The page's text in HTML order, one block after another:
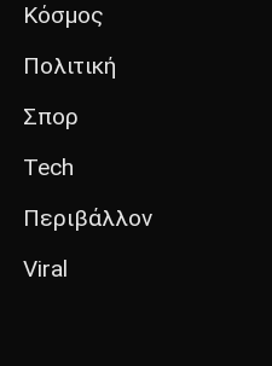
Κόσμος
Πολιτική
Σπορ
Tech
Περιβάλλον
Viral